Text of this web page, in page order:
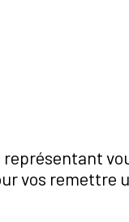
vos remettre